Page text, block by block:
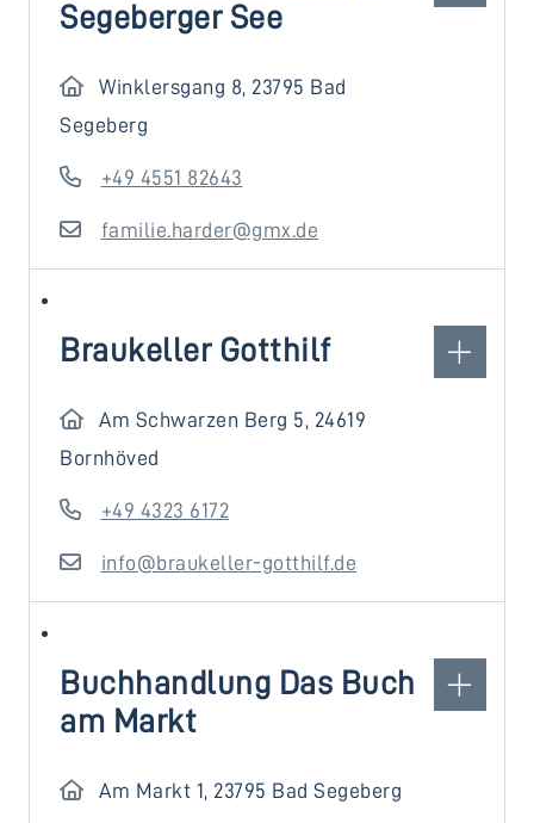
Segeberger See
Winklersgang 8, 23795 Bad
Segeberg
+49 4551 82643
familie.harder@gmx.de
Braukeller Gotthilf
Am Schwarzen Berg 5, 24619
Bornhöved
+49 4323 6172
info@braukeller-gotthilf.de
Buchhandlung Das Buch
am Markt
Am Markt 1, 23795 Bad Segeberg